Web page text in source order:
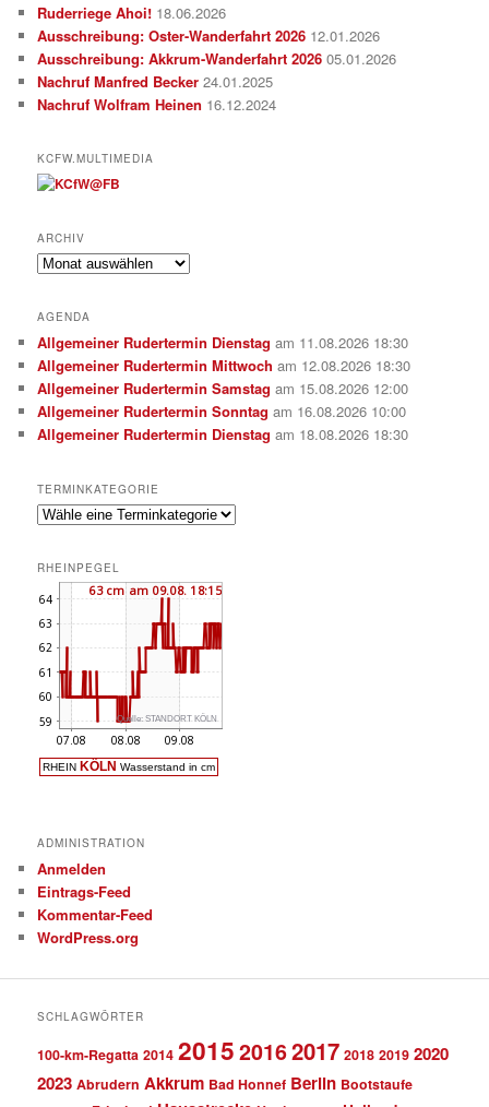
Ruderriege Ahoi! 18.06.2026
Ausschreibung: Oster-Wanderfahrt 2026 12.01.2026
Ausschreibung: Akkrum-Wanderfahrt 2026 05.01.2026
Nachruf Manfred Becker 24.01.2025
Nachruf Wolfram Heinen 16.12.2024
KCFW.MULTIMEDIA
ARCHIV
Archiv
AGENDA
Allgemeiner Rudertermin Dienstag am 11.08.2026 18:30
Allgemeiner Rudertermin Mittwoch am 12.08.2026 18:30
Allgemeiner Rudertermin Samstag am 15.08.2026 12:00
Allgemeiner Rudertermin Sonntag am 16.08.2026 10:00
Allgemeiner Rudertermin Dienstag am 18.08.2026 18:30
TERMINKATEGORIE
RHEINPEGEL
ADMINISTRATION
Anmelden
Eintrags-Feed
Kommentar-Feed
WordPress.org
SCHLAGWÖRTER
100-km-Regatta 2014 201520162017 2018 2019 2020
2023 Abrudern Akkrum Bad Honnef Berlin Bootstaufe